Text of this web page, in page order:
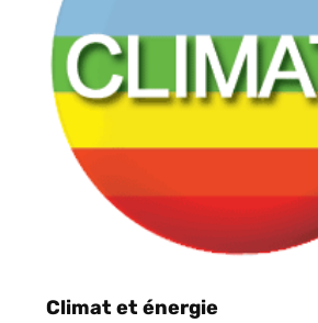
Climat et énergie